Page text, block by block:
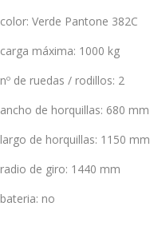
color: Verde Pantone 382C
carga máxima: 1000 kg
nº de ruedas / rodillos: 2
ancho de horquillas: 680 mm
largo de horquillas: 1150 mm
radio de giro: 1440 mm
bateria: no